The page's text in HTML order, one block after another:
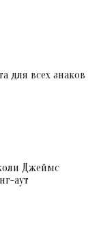
для всех знаков
Джеймс
аут